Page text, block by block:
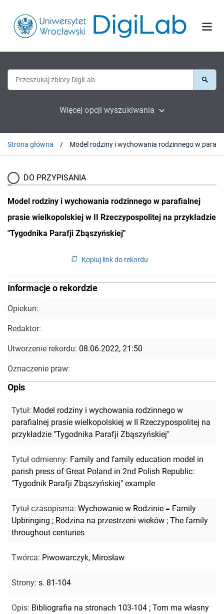
Więcej opcji wyszukiwania
Strona główna
DO PRZYPISANIA
Model rodziny i wychowania rodzinnego w parafialnej
prasie wielkopolskiej w II Rzeczypospolitej na przykładzie
"Tygodnika Parafji Zbąszyńskiej"
Kopiuj link do rekordu
Informacje o rekordzie
Opiekun:
Redaktor:
Utworzenie rekordu: 08.06.2022, 21:50
Oznaczenie praw:
Opis
Tytuł: Model rodziny i wychowania rodzinnego w
parafialnej prasie wielkopolskiej w II Rzeczypospolitej na
przykładzie "Tygodnika Parafji Zbąszyńskiej"
Tytuł odmienny: Family and family education model in
parish press of Great Poland in 2nd Polish Republic:
"Tygodnik Parafji Zbąszyńskiej" example
Tytuł czasopisma: Wychowanie w Rodzinie = Family
Upbringing ; Rodzina na przestrzeni wieków ; The family
throughout centuries
Twórca: Piwowarczyk, Mirosław
Strony: s. 81-104
Opis: Bibliografia na stronach 103-104 ; Tom ma własny